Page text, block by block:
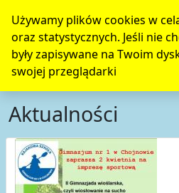
Używamy plików cookies w
oraz statystycznych. Jeśli nie
były zapisywane na Twoim
swojej przeglądarki
Aktualności